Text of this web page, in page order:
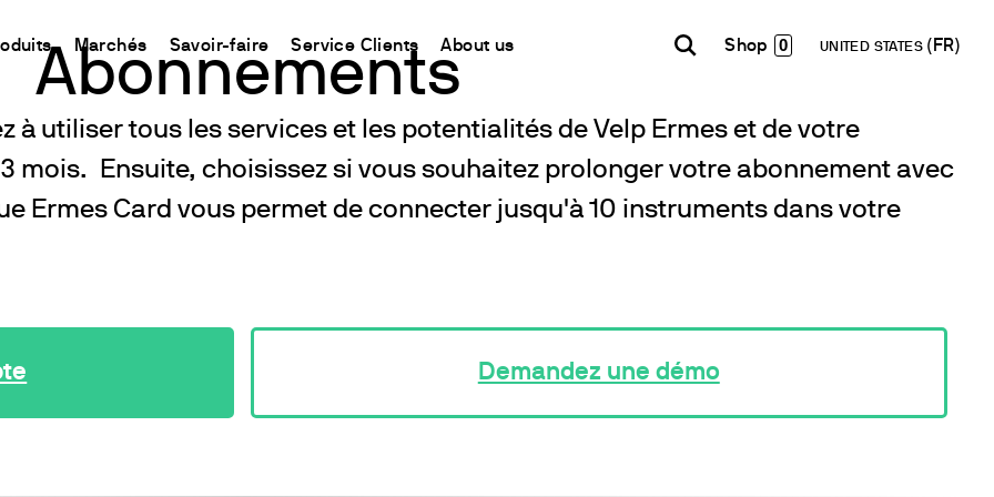
Chimique
/ Verticaux
Marchés
Détermination du Carbone
Études sur la Stabilité à l'Oxydation
Savoir-faire
La méthode Dumas
Service Clients
Instruments et Equipements connectés
Accéder à la plateforme
Formulaire de contact
Lettre d’information
About us 0 UNITED STATES
CHINA
中国
INDIA
English
USA
English
Español
WORLD
English
Italiano
Pусский
Abonnements
à utiliser tous les services et les potentialités de Velp Ermes et de votre
mois. Ensuite, choisissez si vous souhaitez prolonger votre abonnement avec
Ermes Card vous permet de connecter jusqu'à 10 instruments dans votre
Demandez une démo